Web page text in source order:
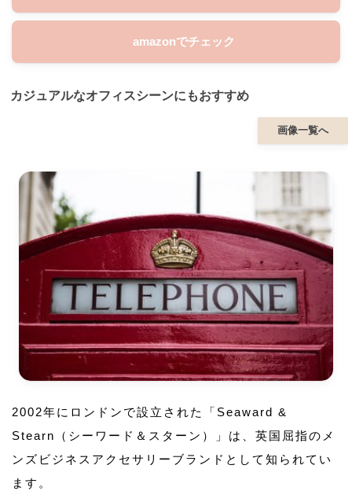
amazonでチェック
カジュアルなオフィスシーンにもおすすめ
画像一覧へ
2002年にロンドンで設立された「Seaward &
Stearn（シーワード＆スターン）」は、英国屈指のメ
ンズビジネスアクセサリーブランドとして知られてい
ます。